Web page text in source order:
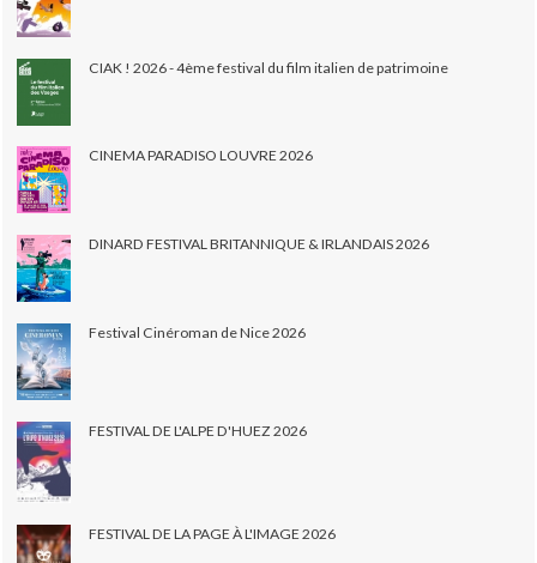
CIAK ! 2026 - 4ème festival du film italien de patrimoine
CINEMA PARADISO LOUVRE 2026
DINARD FESTIVAL BRITANNIQUE & IRLANDAIS 2026
Festival Cinéroman de Nice 2026
FESTIVAL DE L'ALPE D'HUEZ 2026
FESTIVAL DE LA PAGE À L'IMAGE 2026